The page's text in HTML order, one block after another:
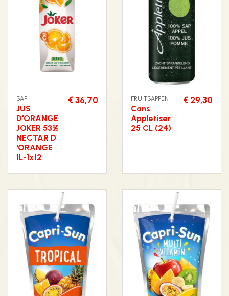
SAP
JUS
D'ORANGE
JOKER 53%
NECTAR D
'ORANGE
1L-1x12
€ 36,70 FRUITSAPPEN
Cans
Appletiser
25 CL (24)
€ 29,30